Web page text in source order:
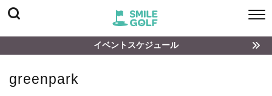
イベントスケジュール
greenpark